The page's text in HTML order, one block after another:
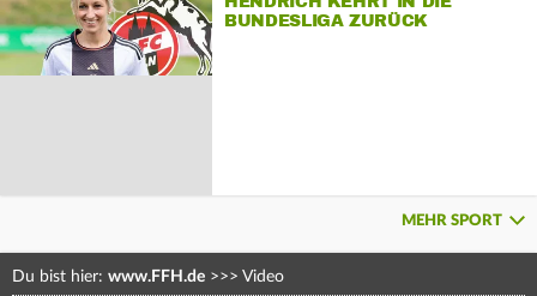
BUNDESLIGA ZURÜCK
MEHR SPORT
Du bist hier: www.FFH.de >>> Video